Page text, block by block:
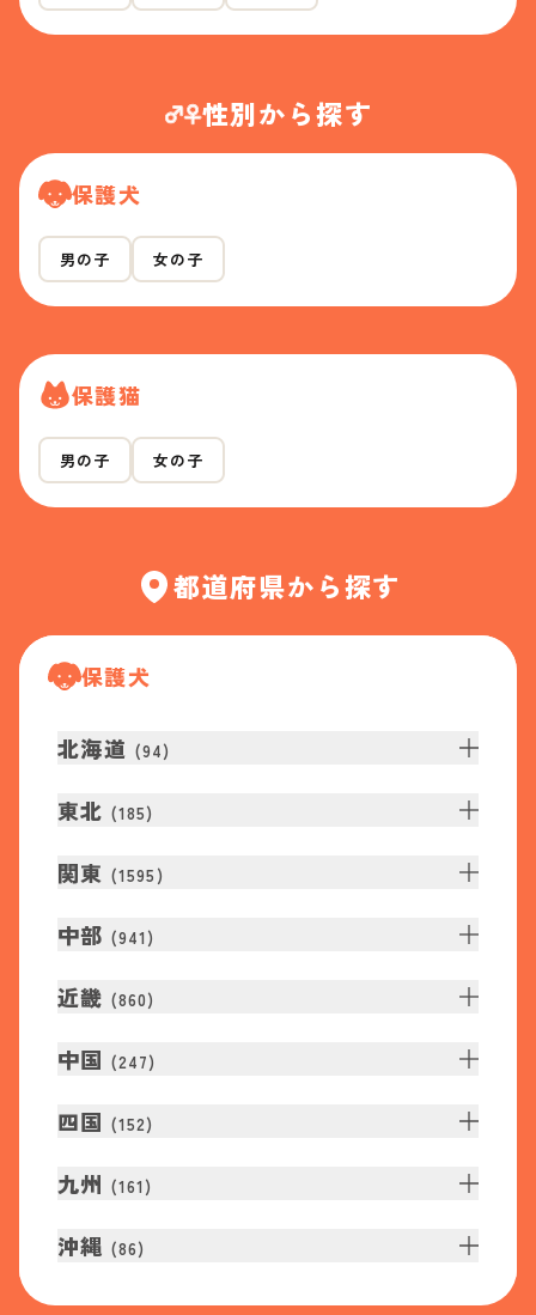
性別から探す
保護犬
男の子 女の子
保護猫
男の子 女の子
都道府県から探す
保護犬
北海道 (94)
東北 (185)
関東 (1595 )
中部 (941 )
近畿 (860)
中国 (247)
四国 (152)
九州 (161 )
沖縄 (86)